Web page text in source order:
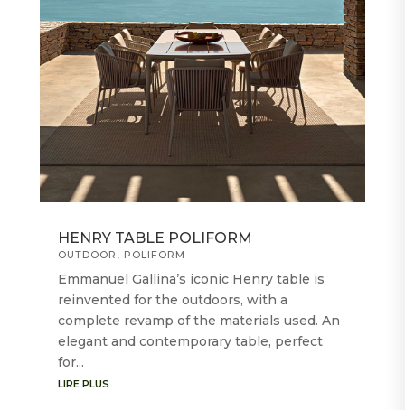
HENRY TABLE POLIFORM
OUTDOOR , POLIFORM
Emmanuel Gallina’s iconic Henry table is
reinvented for the outdoors, with a
complete revamp of the materials used. An
elegant and contemporary table, perfect
for...
LIRE PLUS